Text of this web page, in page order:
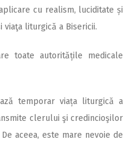
cu realism, luciditate și
liturgică a Bisericii.
toate autoritățile medicale
temporar viața liturgică a
clerului şi credincioşilor
aceea, este mare nevoie de